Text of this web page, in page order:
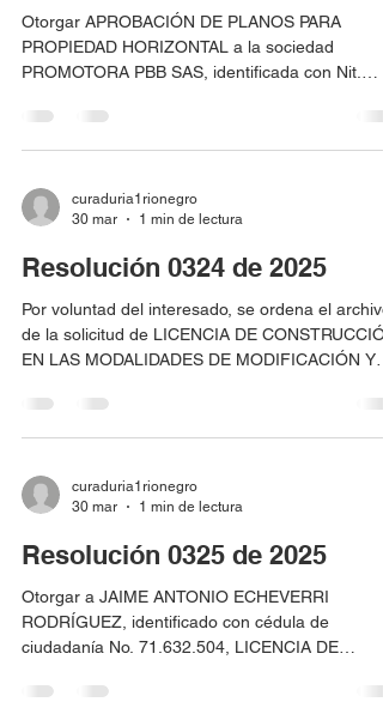
Urbanización El Porvenir, id
Otorgar APROBACIÓN DE PLANOS PARA
PROPIEDAD HORIZONTAL a la sociedad
PROMOTORA PBB SAS, identificada con Nit.
PROYECTO IROKO, sin matricula inmobiliaria
asignada por la oficina de registro, con una área
constitución de urbanización que se realice
los lotes identificados con matrículas inmobiliaria
catastrales Nos. ADX0006NAJE Y
curaduria1rionegro
30 mar
1 min de lectura
Resolución 0324 de 2025
Por voluntad del interesado, se ordena el archivo
de la solicitud de LICENCIA DE
EN LAS MODALIDADES DE MODIFICACIÓN Y
HORIZONTAL, correspondiente al radicado
05615-1-25-0098, presentada por HERNÁN
con cedula de ciudadanía No. 70.068.018, para
predio localizado en KR 55D CL 22 -53/59 San
inmobiliaria No. 020-17943.
curaduria1rionegro
30 mar
1 min de lectura
Resolución 0325 de 2025
Otorgar a JAIME ANTONIO ECHEVERRI
RODRÍGUEZ, identificado con cédula de
ciudadanía No. 71.632.504, LICENCIA DE
vereda Yarumal identificados con matrículas